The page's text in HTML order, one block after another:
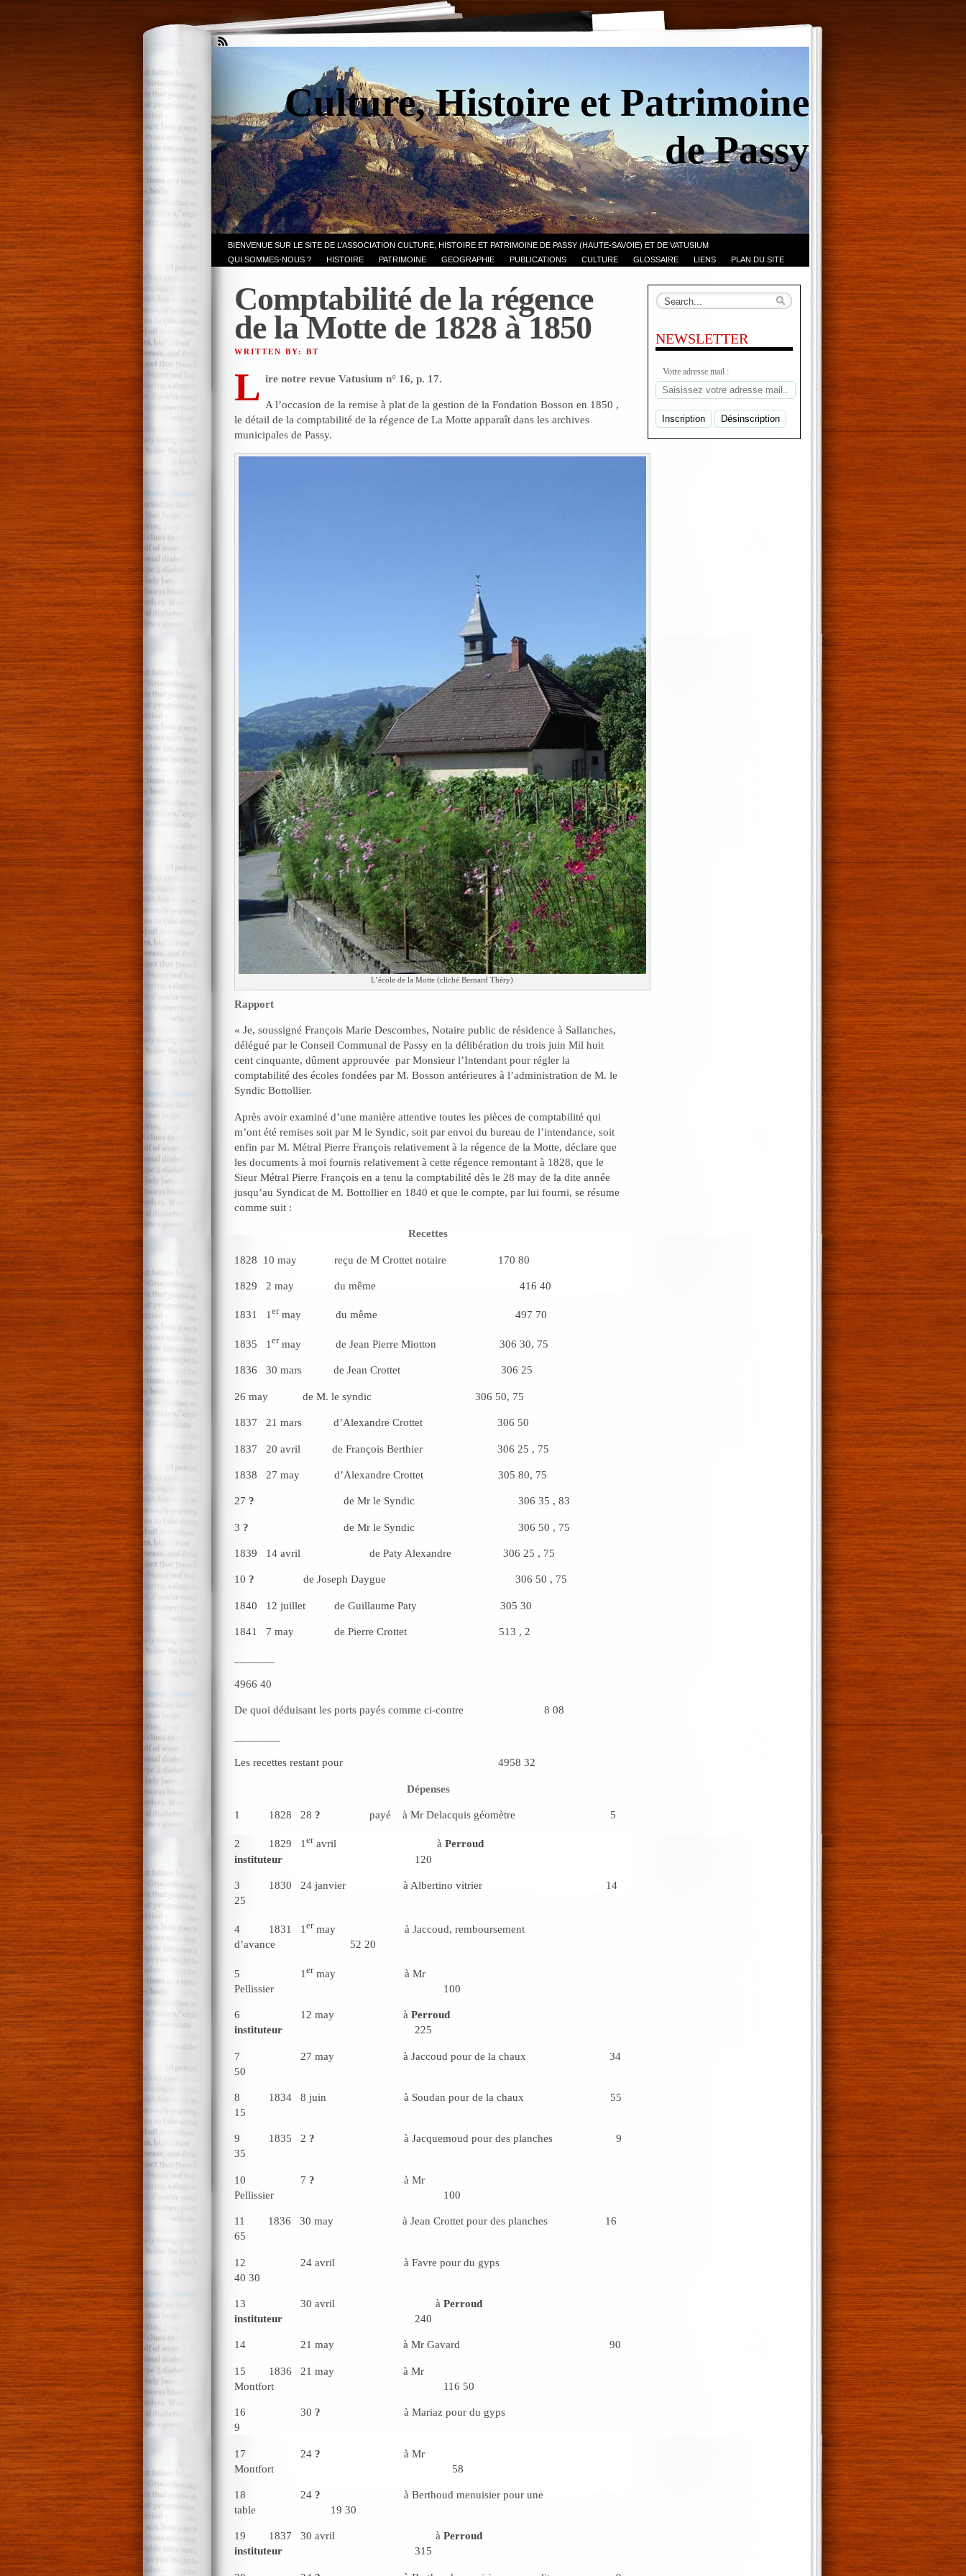
Culture, Histoire et Patrimoine
de Passy
BIENVENUE SUR LE SITE DE L’ASSOCIATION CULTURE, HISTOIRE ET PATRIMOINE DE PASSY (HAUTE-SAVOIE) ET DE VATUSIUM
QUI SOMMES-NOUS ?
HISTOIRE PATRIMOINE GEOGRAPHIE PUBLICATIONS CULTURE GLOSSAIRE LIENS PLAN DU SITE
Comptabilité de la régence
de la Motte de 1828 à 1850
WRITTEN BY: BT
L ire notre revue Vatusium n° 16, p. 17.
A l’occasion de la remise à plat de la gestion de la Fondation Bosson en 1850 ,
le détail de la comptabilité de la régence de La Motte apparaît dans les archives
municipales de Passy.
L’école de la Motte (cliché Bernard Théry)
Rapport
« Je, soussigné François Marie Descombes, Notaire public de résidence à Sallanches,
délégué par le Conseil Communal de Passy en la délibération du trois juin Mil huit
cent cinquante, dûment approuvée par Monsieur l’Intendant pour régler la
comptabilité des écoles fondées par M. Bosson antérieures à l’administration de M. le
Syndic Bottollier.
Après avoir examiné d’une manière attentive toutes les pièces de comptabilité qui
m’ont été remises soit par M le Syndic, soit par envoi du bureau de l’intendance, soit
enfin par M. Métral Pierre François relativement à la régence de la Motte, déclare que
les documents à moi fournis relativement à cette régence remontant à 1828, que le
Sieur Métral Pierre François en a tenu la comptabilité dès le 28 may de la dite année
jusqu’au Syndicat de M. Bottollier en 1840 et que le compte, par lui fourni, se résume
comme suit :
Recettes
1828 10 may reçu de M Crottet notaire 170 80
1829 2 may du même 416 40
1831 1ermay du même 497 70
1835 1 ermay de Jean Pierre Miotton 306 30, 75
1836 30 mars de Jean Crottet 306 25
26 may de M. le syndic 306 50, 75
1837 21 mars d’Alexandre Crottet 306 50
1837 20 avril de François Berthier 306 25 , 75
1838 27 may d’Alexandre Crottet 305 80, 75
27 ? de Mr le Syndic 306 35 , 83
3 ? de Mr le Syndic 306 50 , 75
1839 14 avril de Paty Alexandre 306 25 , 75
10 ? de Joseph Daygue 306 50 , 75
1840 12 juillet de Guillaume Paty 305 30
1841 7 may de Pierre Crottet 513 , 2
4966 40
De quoi déduisant les ports payés comme ci-contre 8 08
Les recettes restant pour 4958 32
Dépenses
1 1828 28 ? payé à Mr Delacquis géomètre 5
2 1829 1eravril à Perroud
instituteur120
3 1830 24 janvier à Albertino vitrier 14
25
4 1831 1ermay à Jaccoud, remboursement
d’avance 52 20
5 1 ermay à Mr
Pellissier 100
6 12 may à Perroud
instituteur225
7 27 may à Jaccoud pour de la chaux 34
50
8 1834 8 juin à Soudan pour de la chaux 55
15
9 1835 2 ? à Jacquemoud pour des planches 9
35
10 7 ? à Mr
Pellissier 100
11 1836 30 may à Jean Crottet pour des planches 16
65
12 24 avril à Favre pour du gyps
40 30
13 30 avril à Perroud
instituteur240
14 21 may à Mr Gavard 90
15 1836 21 may à Mr
Montfort 116 50
16 30 ? à Mariaz pour du gyps
9
17 24 ? à Mr
Montfort 58
18 24 ? à Berthoud menuisier pour une
table 19 30
19 1837 30 avril à Perroud
instituteur315
NEWSLETTER
Votre adresse mail :